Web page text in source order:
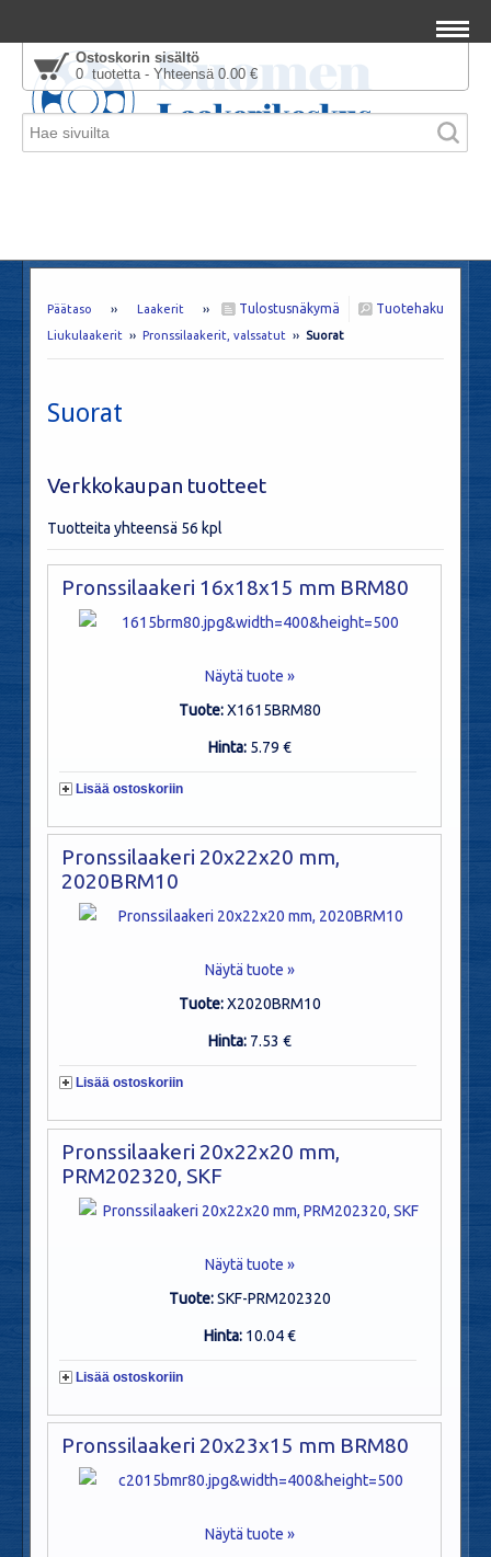
Ostoskorin sisältö
0 tuotetta - Yhteensä 0.00 €
Tuotehaku
Tulostusnäkymä
Päätaso ›› Laakerit ››
Liukulaakerit ›› Pronssilaakerit, valssatut ›› Suorat
Suorat
Verkkokaupan tuotteet
Tuotteita yhteensä 56 kpl
Pronssilaakeri 16x18x15 mm BRM80
Näytä tuote »
Tuote:X1615BRM80
Hinta: 5.79 €
Lisää ostoskoriin
Pronssilaakeri 20x22x20 mm,
2020BRM10
Näytä tuote »
Tuote:X2020BRM10
Hinta: 7.53 €
Lisää ostoskoriin
Pronssilaakeri 20x22x20 mm,
PRM202320, SKF
Näytä tuote »
Tuote:SKF-PRM202320
Hinta: 10.04 €
Lisää ostoskoriin
Pronssilaakeri 20x23x15 mm BRM80
Näytä tuote »